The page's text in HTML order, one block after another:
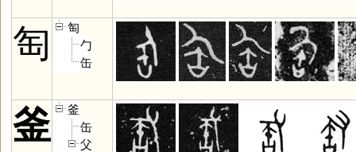
匋
匋
勹
缶
釜
釜
缶
父